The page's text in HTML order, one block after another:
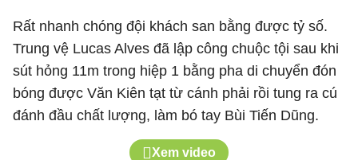
Rất nhanh chóng đội khách san bằng được tỷ số.
Trung vệ Lucas Alves đã lập công chuộc tội sau khi
sút hỏng 11m trong hiệp 1 bằng pha di chuyển đón
bóng được Văn Kiên tạt từ cánh phải rồi tung ra cú
đánh đầu chất lượng, làm bó tay Bùi Tiến Dũng.
Xem video